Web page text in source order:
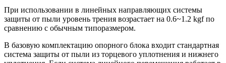
При использовании в линейных направляющих системы
защиты от пыли уровень трения возрастает на 0.6~1.2 kgf по
сравнению с обычным типоразмером.
В базовую комплектацию опорного блока входит стандартная
система защиты от пыли из торцевого уплотнения и нижнего